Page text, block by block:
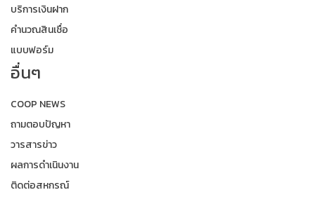
บริการเงินฝาก
คำนวณสินเชื่อ
แบบฟอร์ม
อื่นๆ
COOP NEWS
ถามตอบปัญหา
วารสารข่าว
ผลการดำเนินงาน
ติดต่อสหกรณ์